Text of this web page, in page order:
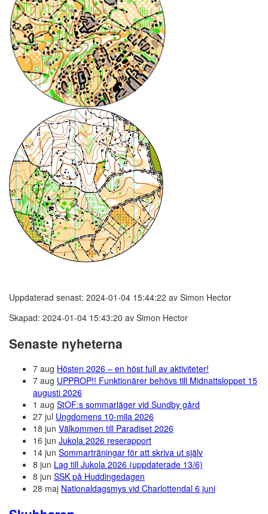
Uppdaterad senast: 2024-01-04 15:44:22 av Simon Hector
Skapad: 2024-01-04 15:43:20 av Simon Hector
Senaste nyheterna
7 aug Hösten 2026 – en höst full av aktiviteter!
7 aug UPPROP!! Funktionärer behövs till Midnattsloppet 15
augusti 2026
1 aug StOF:s sommarläger vid Sundby gård
27 jul Ungdomens 10-mila 2026
18 jun Välkommen till Paradiset 2026
16 jun Jukola 2026 reserapport
14 jun Sommarträningar för att skriva ut själv
8 jun Lag till Jukola 2026 (uppdaterade 13/6)
8 jun SSK på Huddingedagen
28 maj Nationaldagsmys vid Charlottendal 6 juni